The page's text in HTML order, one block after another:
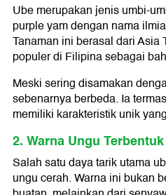
Ube merupakan jenis umbi-
purple yam dengan nama
Tanaman ini berasal dari Asia
populer di Filipina sebagai
Meski sering disamakan
sebenarnya berbeda. Ia
memiliki karakteristik unik
2. Warna Ungu
Salah satu daya tarik utama
ungu cerah. Warna ini bukan